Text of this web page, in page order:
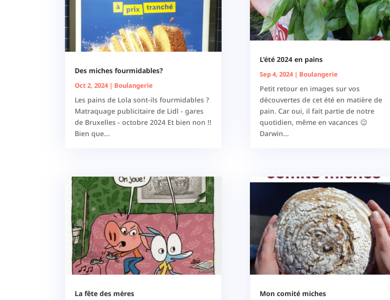
Des miches fourmidables?
Oct 2, 2024| Boulangerie
Les pains de Lola sont-ils fourmidables ?
Matraquage publicitaire de Lidl - gares
de Bruxelles - octobre 2024 Et bien non !!
Bien que...
La fête des mères
L’été 2024 en pains
Sep 4, 2024| Boulangerie
Petit retour en images sur vos
découvertes de cet été en matière de
pain. Car oui, il fait partie de notre
quotidien, même en vacances 😉
Darwin...
Mon comité miches